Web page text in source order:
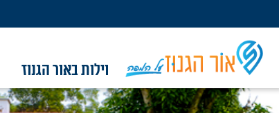
וילות באור הגנוז